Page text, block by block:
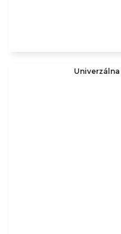
Univerzálna